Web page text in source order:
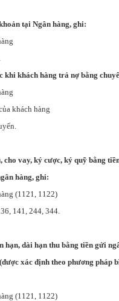
tại Ngân hàng, ghi:
khi khách hàng trả nợ bằng
hàng
cho vay, ký cược, ký quỹ bằng
hàng, ghi:
(1121, 1122)
244, 344.
hạn, dài hạn thu bằng tiền gửi
xác định theo phương pháp
(1121, 1122)